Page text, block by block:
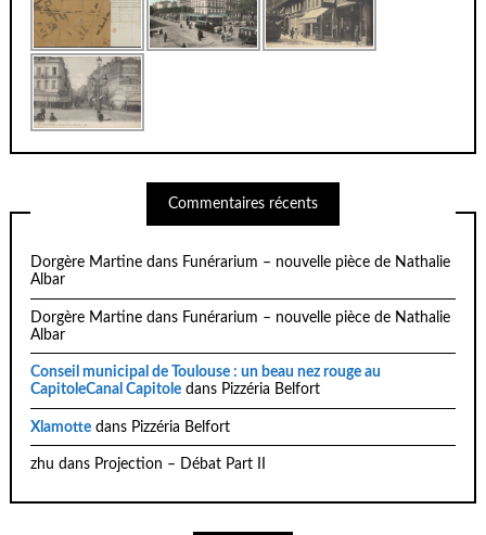
Commentaires récents
Dorgère Martine dans Funérarium – nouvelle pièce de Nathalie
Albar
Dorgère Martine dans Funérarium – nouvelle pièce de Nathalie
Albar
Conseil municipal de Toulouse : un beau nez rouge au
CapitoleCanal Capitole dans Pizzéria Belfort
Xlamotte dans Pizzéria Belfort
zhu dans Projection – Débat Part II